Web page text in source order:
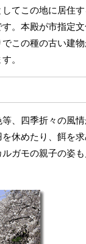
てこの地に居住
。本殿が市指定
この種の古い建
。
、四季折々の風情
休めたり、餌を求
ガモの親子の姿